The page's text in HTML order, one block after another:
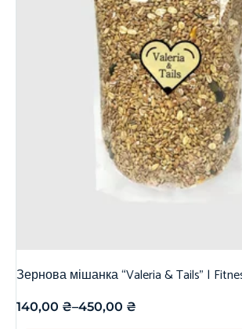
Зернова мішанка “Valeria & Tails” |
140,00 ₴–450,00 ₴